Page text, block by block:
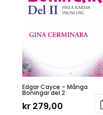
Edgar Cayce – Många
Boningar del 2
kr279,00